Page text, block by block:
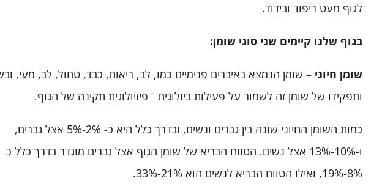
לגוף מעט ריפוד ובידוד.
בגוף שלנו קיימים שני סוגי שומן:
שומן חיוני – שומן הנמצא באיברים פנימיים כמו, לב, ריאות, כבד, טחול, לב, מעי,
ותפקידו של שומן זה לשמור על פעילות ביולוגית ־ פיזיולוגית תקינה של הגוף.
כמות השומן החיוני שונה בין גברים ונשים, ובדרך כלל היא כ- 2%-5% אצל גברים,
ו-10%-13% אצל נשים. הטווח הבריא של שומן הגוף אצל גברים מוגדר בדרך כלל כ
8%-19%, ואילו הטווח הבריא לנשים הוא 21%-33%.